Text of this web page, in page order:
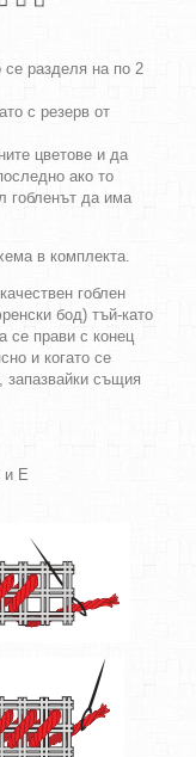
се разделя на по 2
с резерв от
цветове и да
ако то
гобленът да има
в комплекта.
гоблен
бод) тъй-като
се прави с конец
и когато се
запазвайки същия
и E